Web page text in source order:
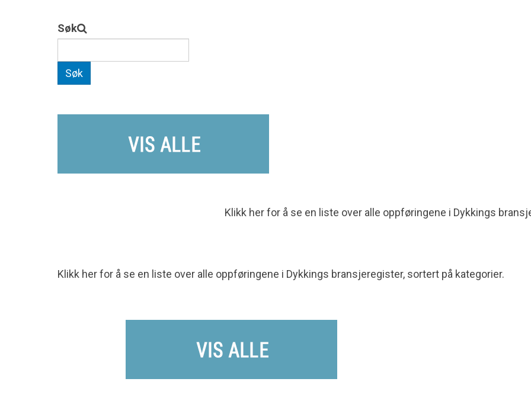
Søk
Søk
Klikk her for å se en liste over alle oppføringene i Dykkings
Klikk her for å se en liste over alle oppføringene i Dykkings bransjeregister, sortert på kategorier.